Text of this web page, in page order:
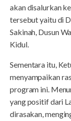
akan disalurkan
tersebut yaitu di
Sakinah, Dusun
Kidul.
Sementara itu,
menyampaikan
program ini.
yang positif dari
dirasakan,